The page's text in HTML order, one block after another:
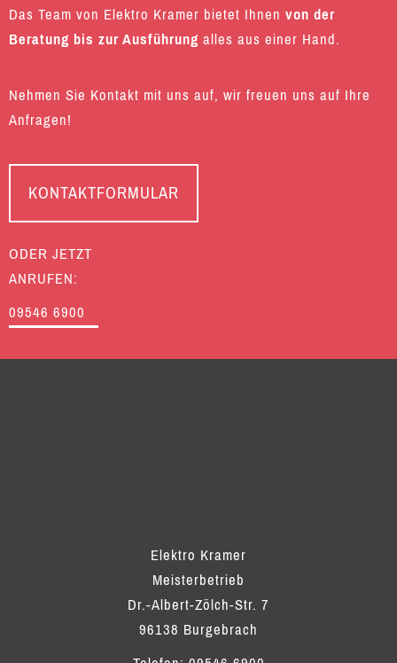
Das Team von Elektro Kramer bietet Ihnen von der
Beratung bis zur Ausführungalles aus einer Hand.
Nehmen Sie Kontakt mit uns auf, wir freuen uns auf Ihre
Anfragen!
KONTAKTFORMULAR
ODER JETZT
ANRUFEN:
09546 6900
Elektro Kramer
Meisterbetrieb
Dr.-Albert-Zölch-Str. 7
96138 Burgebrach